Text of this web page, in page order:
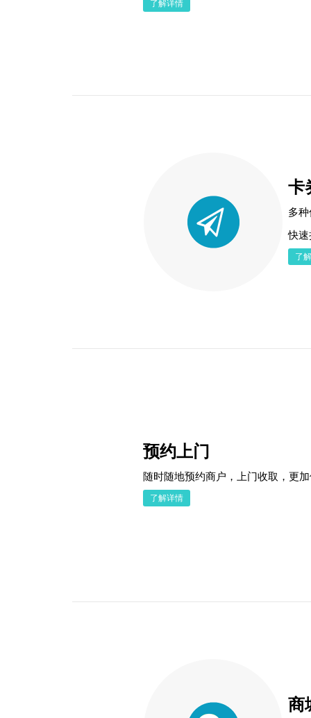
了解详情
卡
多
快
了
预约上门
随时随地预约商户，上门收取，更
了解详情
商